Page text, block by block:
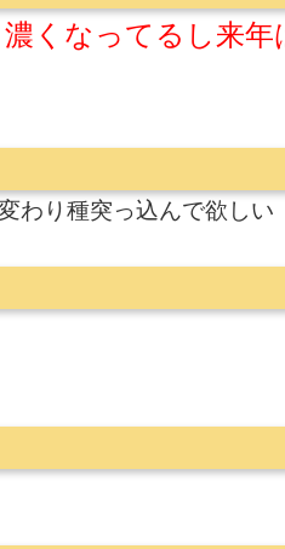
くなってるし来年
わり種突っ込んで欲しい